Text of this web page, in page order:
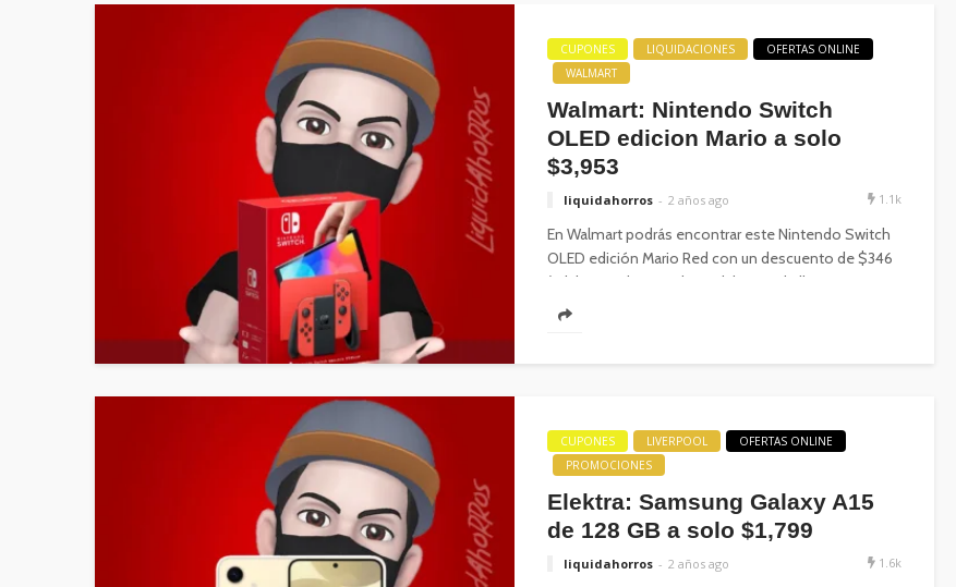
CUPONES LIQUIDACIONES
OFERTAS ONLINE
WALMART
Walmart: Nintendo Switch
OLED edicion Mario a solo
$3,953
liquidahorros 2 años ago 1.1k
En Walmart podrás encontrar este Nintendo Switch
OLED edición Mario Red con un descuento de $346
(adsbygoogle = window.adsbygoogle ||...
CUPONES LIVERPOOL
OFERTAS ONLINE
PROMOCIONES
Elektra: Samsung Galaxy A15
de 128 GB a solo $1,799
liquidahorros 2 años ago 1.6k